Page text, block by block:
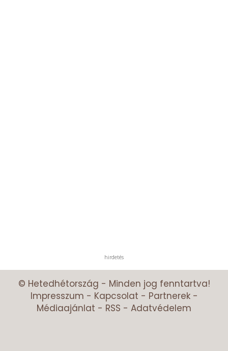
hirdetés
© Hetedhétország - Minden jog fenntartva!
Impresszum - Kapcsolat - Partnerek-
Médiaajánlat - RSS - Adatvédelem